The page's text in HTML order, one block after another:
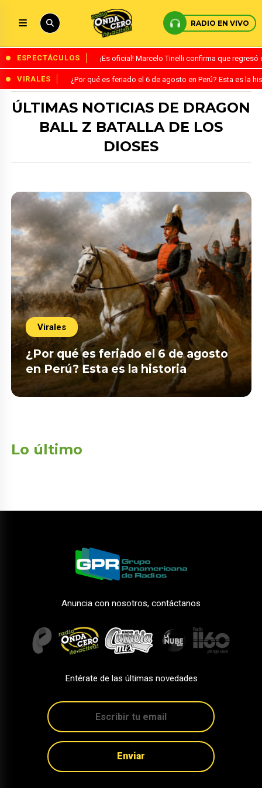
RADIO EN VIVO
ESPECTÁCULOS ¡Es oficial! Marcelo Tinelli confirma que
VIRALES ¿Por qué es feriado el 6 de agosto en Perú? Esta es la
ÚLTIMAS NOTICIAS DE DRAGON
BALL Z BATALLA DE LOS
DIOSES
Virales
¿Por qué es feriado el 6 de agosto
en Perú? Esta es la historia
Lo último
Anuncia con nosotros, contáctanos
Entérate de las últimas novedades
Enviar